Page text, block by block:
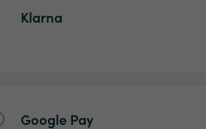
Klarna
Google Pay